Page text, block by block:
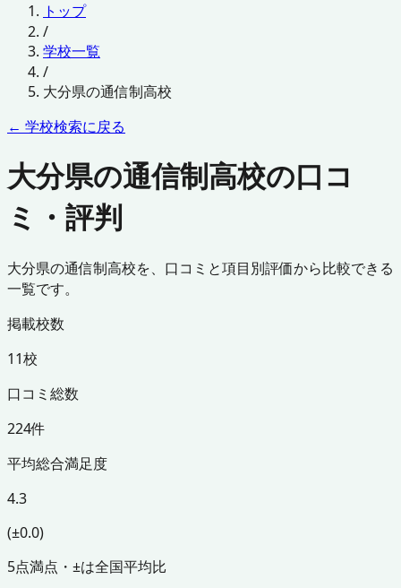
トップ
/
学校一覧
/
大分県の通信制高校
← 学校検索に戻る
大分県の通信制高校の口コ
ミ・評判
大分県の通信制高校を、口コミと項目別評価から比較できる
一覧です。
掲載校数
11校
口コミ総数
224件
平均総合満足度
4.3
(±0.0)
5点満点・±は全国平均比